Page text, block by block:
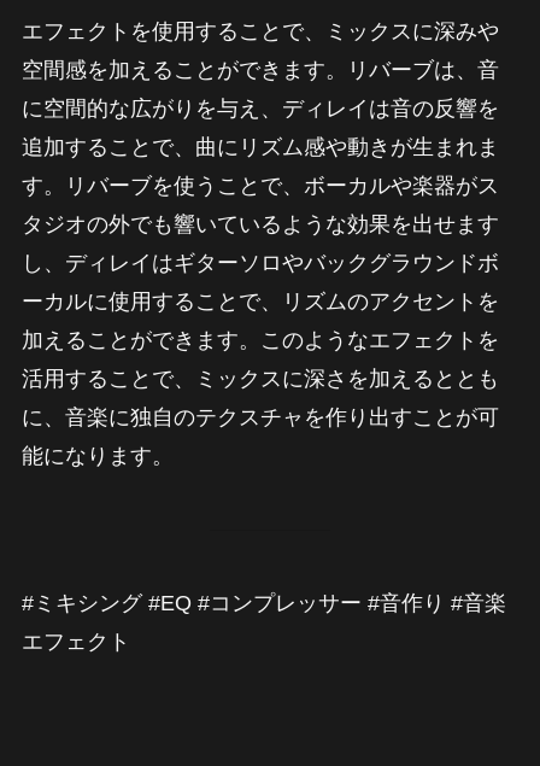
エフェクトを使用することで、ミックスに深みや
空間感を加えることができます。リバーブは、音
に空間的な広がりを与え、ディレイは音の反響を
追加することで、曲にリズム感や動きが生まれま
す。リバーブを使うことで、ボーカルや楽器がス
タジオの外でも響いているような効果を出せます
し、ディレイはギターソロやバックグラウンドボ
ーカルに使用することで、リズムのアクセントを
加えることができます。このようなエフェクトを
活用することで、ミックスに深さを加えるととも
に、音楽に独自のテクスチャを作り出すことが可
能になります。
#ミキシング #EQ #コンプレッサー #音作り #音楽
エフェクト